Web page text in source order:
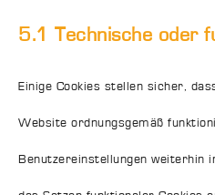
5.1 Technische oder
Einige Cookies stellen sicher,
Website ordnungsgemäß
Benutzereinstellungen weiterhin